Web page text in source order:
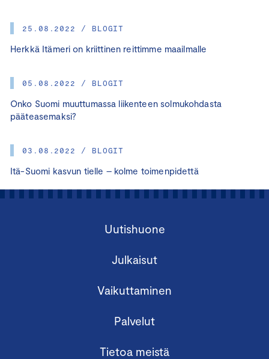
25.08.2022 / BLOGIT
Herkkä Itämeri on kriittinen reittimme maailmalle
05.08.2022 / BLOGIT
Onko Suomi muuttumassa liikenteen solmukohdasta
pääteasemaksi?
03.08.2022 / BLOGIT
Itä-Suomi kasvun tielle – kolme toimenpidettä
Uutishuone
Julkaisut
Vaikuttaminen
Palvelut
Tietoa meistä